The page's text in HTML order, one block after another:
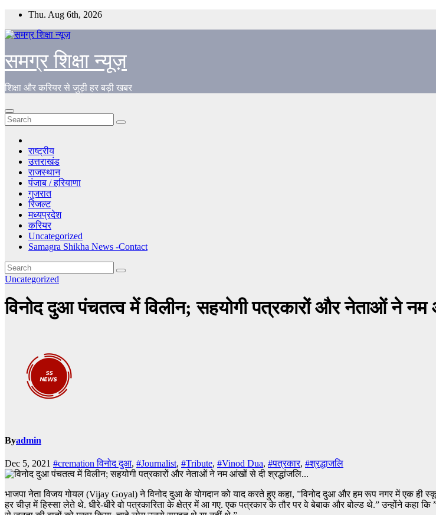
Skip
content
Thu. Aug 6th, 2026
समग्र शिक्षा न्यूज़
शिक्षा और करियर से जुड़ी हर बड़ी खबर
राष्ट्रीय
उत्तराखंड
राजस्थान
पंजाब / हरियाणा
गुजरात
रिजल्ट
मध्यप्रदेश
करियर
Uncategorized
Samagra Shikha News -Contact
Uncategorized
विनोद दुआ पंचतत्व में विलीन; सहयोगी पत्रकारों और नेताओं ने
Byadmin
Dec 5, 2021 #cremation विनोद दुआ, #Journalist, #Tribute, #Vinod Dua, #पत्रकार, #श्रद्धाजलि
भाजपा नेता विजय गोयल (Vijay Goyal) ने विनोद दुआ के योगदान को याद करते हुए कहा, ”विनोद दुआ और हम रूप नगर में एक ही
हर चीज़ में हिस्सा लेते थे. धीरे-धीरे वो पत्रकारिता के क्षेत्र में आ गए. एक पत्रकार के तौर पर वे बेबाक और बोल्ड थे.” उन्होंने कहा